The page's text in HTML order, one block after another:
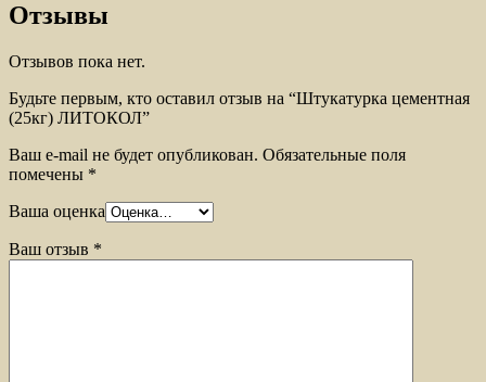
Отзывы
Отзывов пока нет.
Будьте первым, кто оставил отзыв на “Штукатурка цементная
(25кг) ЛИТОКОЛ”
Ваш e-mail не будет опубликован. Обязательные поля
помечены *
Ваша оценка
Ваш отзыв *